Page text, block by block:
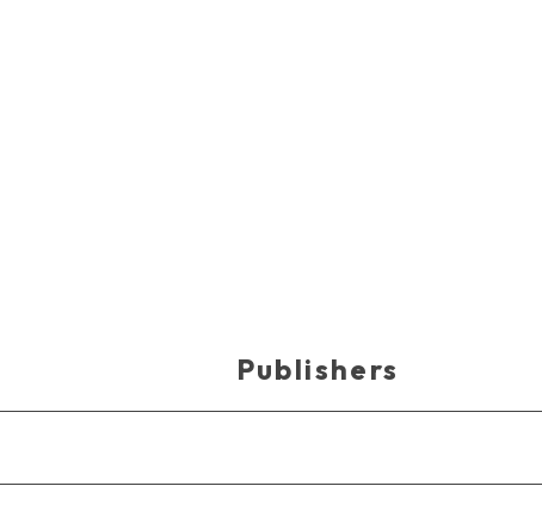
Publishers